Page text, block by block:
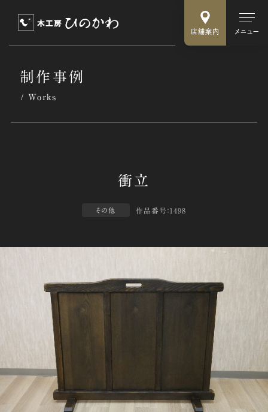
店舗案内 メニュー
制作事例
Works
その他 作品番号：1498